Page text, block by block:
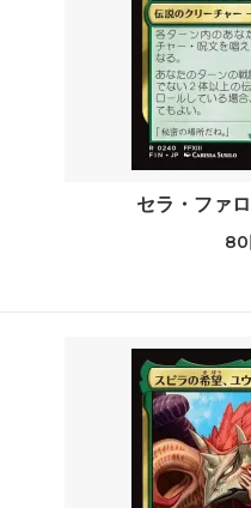
セラ・ファ
80